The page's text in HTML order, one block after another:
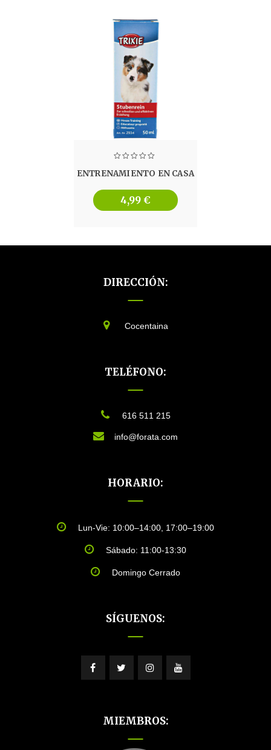
ENTRENAMIENTO EN CASA
4,99 €
DIRECCIÓN:
Cocentaina
TELÉFONO:
616 511 215
info@forata.com
HORARIO:
Lun-Vie: 10:00–14:00, 17:00–19:00
Sábado: 11:00-13:30
Domingo Cerrado
SÍGUENOS:
MIEMBROS: